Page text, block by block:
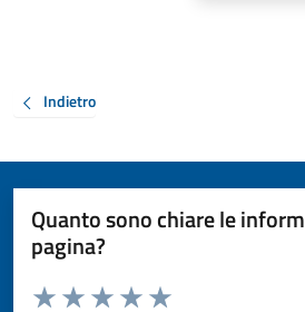
Indietro
Quanto sono chiare le
pagina?
Valuta da 1 a 5 stelle la pagina